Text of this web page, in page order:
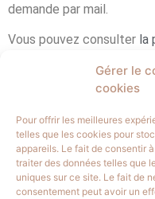
Gérer le
cookies
Pour offrir les meilleures
telles que les cookies pour
appareils. Le fait de consentir
traiter des données telles que
uniques sur ce site. Le fait de
consentement peut avoir un
demande par mail.
Vous pouvez consulter la